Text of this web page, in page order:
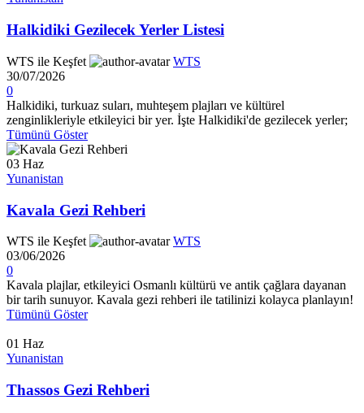
Halkidiki Gezilecek Yerler Listesi
WTS ile Keşfet
WTS
30/07/2026
0
Halkidiki, turkuaz suları, muhteşem plajları ve kültürel
zenginlikleriyle etkileyici bir yer. İşte Halkidiki'de gezilecek yerler;
Tümünü Göster
03 Haz
Yunanistan
Kavala Gezi Rehberi
WTS ile Keşfet
WTS
03/06/2026
0
Kavala plajlar, etkileyici Osmanlı kültürü ve antik çağlara dayanan
bir tarih sunuyor. Kavala gezi rehberi ile tatilinizi kolayca planlayın!
Tümünü Göster
01 Haz
Yunanistan
Thassos Gezi Rehberi